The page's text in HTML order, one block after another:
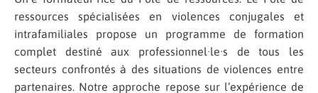
ressources spécialisées en violences conjugales et
intrafamiliales propose un programme de formation
complet destiné aux professionnel·le·s de tous les
secteurs confrontés à des situations de violences entre
partenaires. Notre approche repose sur l’expérience de